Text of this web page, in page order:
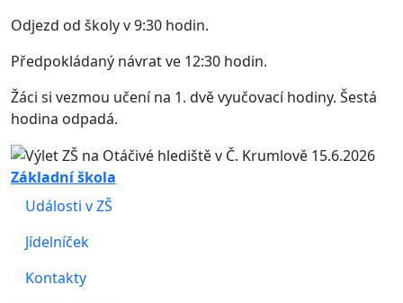
Odjezd od školy v 9:30 hodin.
Předpokládaný návrat ve 12:30 hodin.
Žáci si vezmou učení na 1. dvě vyučovací hodiny. Šestá
hodina odpadá.
Základní škola
Události v ZŠ
Jídelníček
Kontakty